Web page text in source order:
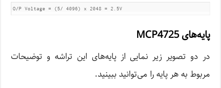
O/P Voltage = (5/ 4096) x 2048 = 2.5V
پایه‌های MCP4725
در دو تصویر زیر نمایی از پایه‌های این تراشه و توضیحات
مربوط به هر پایه را می‌توانید ببینید.